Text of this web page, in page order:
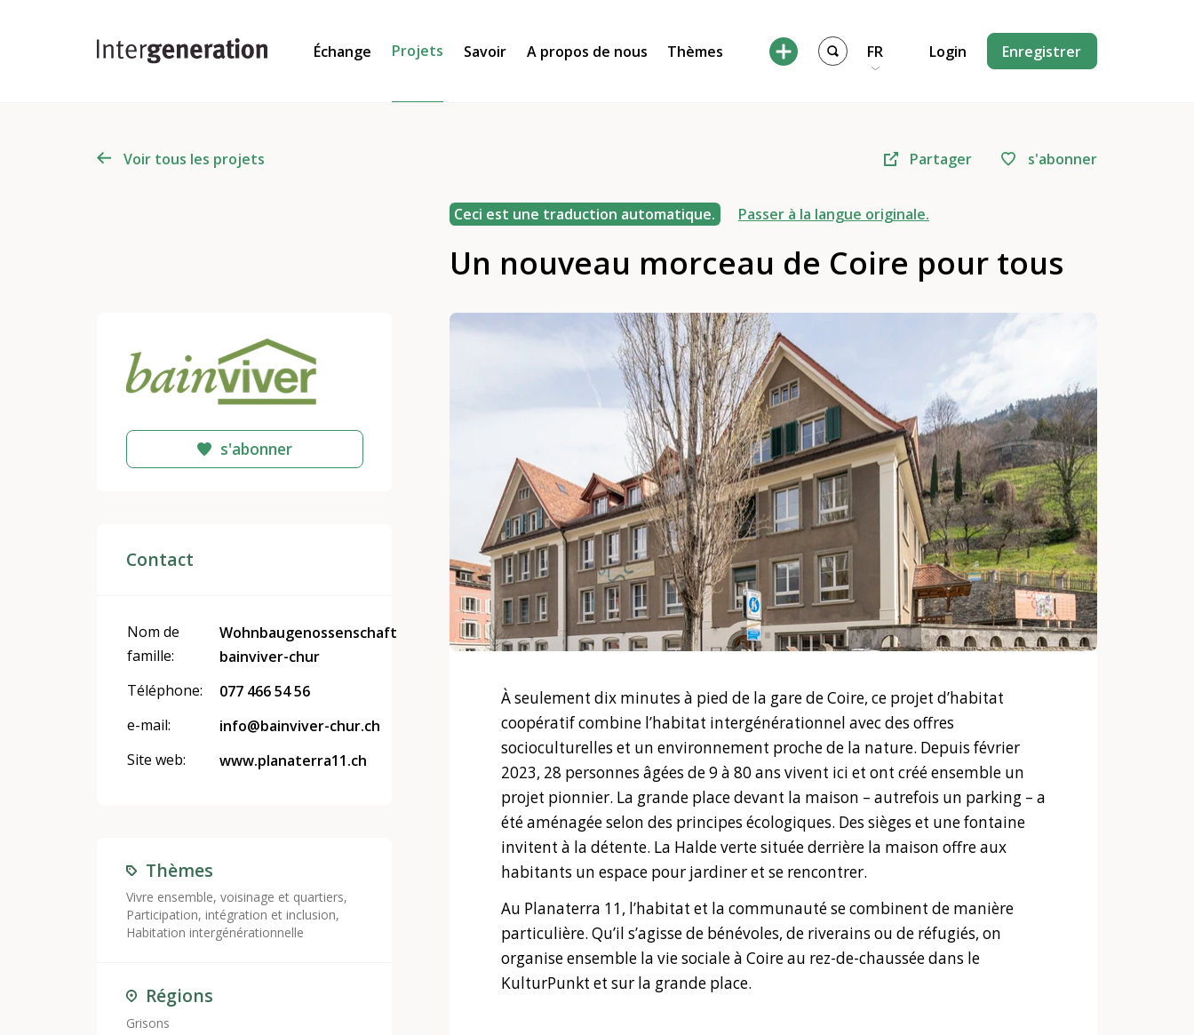
Échange Projets Savoir A propos de nous Thèmes FR Login Enregistrer
Voir tous les projets Partager s'abonner
Ceci est une traduction automatique. Passer à la langue originale.
Un nouveau morceau de Coire pour tous
s'abonner
Contact
Nom de
famille:
Wohnbaugenossenschaft
bainviver-chur
Téléphone:
077 466 54 56
e-mail:
info@bainviver-chur.ch
Site web:
www.planaterra11.ch
Thèmes
Vivre ensemble, voisinage et quartiers,
Participation, intégration et inclusion,
Habitation intergénérationnelle
Régions
Grisons
À seulement dix minutes à pied de la gare de Coire, ce projet d’habitat
coopératif combine l’habitat intergénérationnel avec des offres
socioculturelles et un environnement proche de la nature. Depuis février
2023, 28 personnes âgées de 9 à 80 ans vivent ici et ont créé ensemble un
projet pionnier. La grande place devant la maison – autrefois un parking – a
été aménagée selon des principes écologiques. Des sièges et une fontaine
invitent à la détente. La Halde verte située derrière la maison offre aux
habitants un espace pour jardiner et se rencontrer.
Au Planaterra 11, l’habitat et la communauté se combinent de manière
particulière. Qu’il s’agisse de bénévoles, de riverains ou de réfugiés, on
organise ensemble la vie sociale à Coire au rez-de-chaussée dans le
KulturPunkt et sur la grande place.